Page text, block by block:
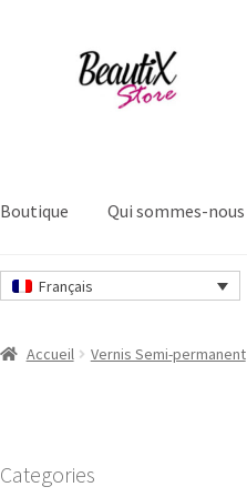
Boutique Qui sommes-nous
AccueilContactez-nous
Sécurité et confidentialité
Français
Accueil Vernis Semi-permanent
Categories